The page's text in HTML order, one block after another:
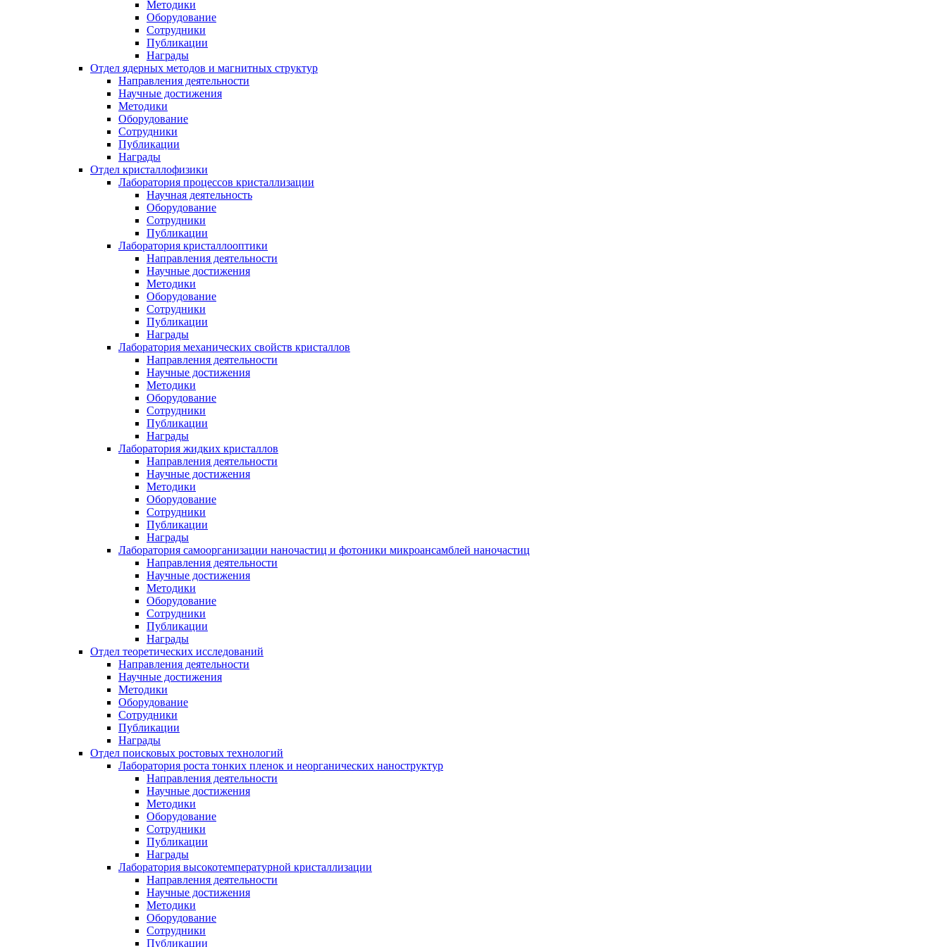
Методики
Оборудование
Сотрудники
Публикации
Награды
Отдел ядерных методов и магнитных структур
Направления деятельности
Научные достижения
Методики
Оборудование
Сотрудники
Публикации
Награды
Отдел кристаллофизики
Лаборатория процессов кристаллизации
Научная деятельность
Оборудование
Сотрудники
Публикации
Лаборатория кристаллооптики
Направления деятельности
Научные достижения
Методики
Оборудование
Сотрудники
Публикации
Награды
Лаборатория механических свойств кристаллов
Направления деятельности
Научные достижения
Методики
Оборудование
Сотрудники
Публикации
Награды
Лаборатория жидких кристаллов
Направления деятельности
Научные достижения
Методики
Оборудование
Сотрудники
Публикации
Награды
Лаборатория самоорганизации наночастиц и фотоники микроансамблей наночастиц
Направления деятельности
Научные достижения
Методики
Оборудование
Сотрудники
Публикации
Награды
Отдел теоретических исследований
Направления деятельности
Научные достижения
Методики
Оборудование
Сотрудники
Публикации
Награды
Отдел поисковых ростовых технологий
Лаборатория роста тонких пленок и неорганических наноструктур
Направления деятельности
Научные достижения
Методики
Оборудование
Сотрудники
Публикации
Награды
Лаборатория высокотемпературной кристаллизации
Направления деятельности
Научные достижения
Методики
Оборудование
Сотрудники
Публикации